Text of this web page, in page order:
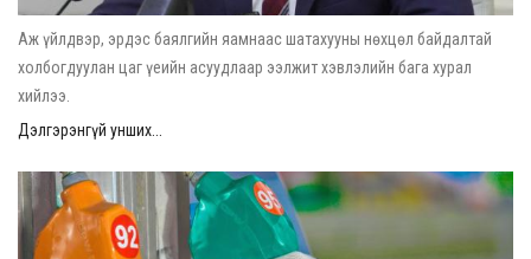
Аж үйлдвэр, эрдэс баялгийн яамнаас шатахууны нөхцөл байдалтай
холбогдуулан цаг үеийн асуудлаар ээлжит хэвлэлийн бага хурал
хийлээ.
Дэлгэрэнгүй унших...